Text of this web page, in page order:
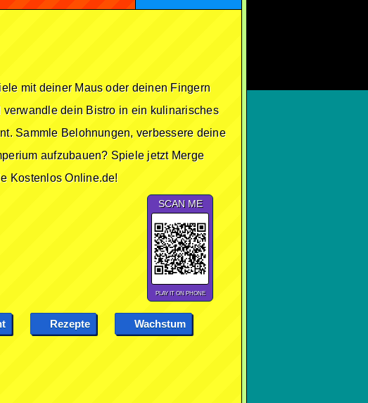
mit deiner Maus oder deinen Fingern
dein Bistro in ein kulinarisches
Sammle Belohnungen, verbessere deine
aufzubauen? Spiele jetzt Merge
Kostenlos Online.de!
SCAN ME
PLAY IT ON PHONE
Rezepte Wachstum